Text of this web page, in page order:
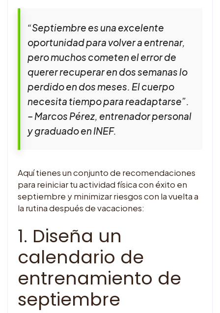
“Septiembre es una excelente
oportunidad para volver a entrenar,
pero muchos cometen el error de
querer recuperar en dos semanas lo
perdido en dos meses. El cuerpo
necesita tiempo para readaptarse”.
– Marcos Pérez, entrenador personal
y graduado en INEF.
Aquí tienes un conjunto de recomendaciones
para reiniciar tu actividad física con éxito en
septiembre y minimizar riesgos con la vuelta a
la rutina después de vacaciones:
1. Diseña un
calendario de
entrenamiento de
septiembre